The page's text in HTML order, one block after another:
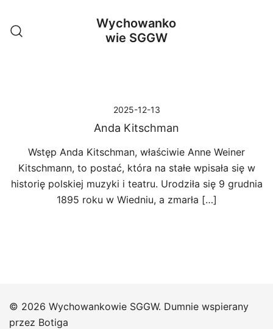
treści
Wychowanko
wie SGGW
2025-12-13
Anda Kitschman
Wstęp Anda Kitschman, właściwie Anne Weiner
Kitschmann, to postać, która na stałe wpisała się w
historię polskiej muzyki i teatru. Urodziła się 9 grudnia
1895 roku w Wiedniu, a zmarła […]
© 2026 Wychowankowie SGGW. Dumnie wspierany
przez Botiga